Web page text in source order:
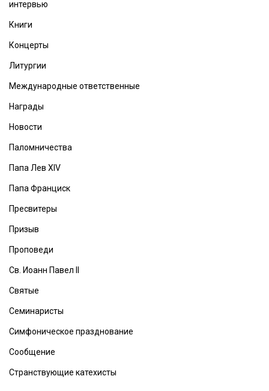
интервью
Книги
Концерты
Литургии
Международные ответственные
Награды
Новости
Паломничества
Папа Лев XIV
Папа Франциск
Пресвитеры
Призыв
Проповеди
Св. Иоанн Павел II
Святые
Семинаристы
Симфоническое празднование
Сообщение
Странствующие катехисты